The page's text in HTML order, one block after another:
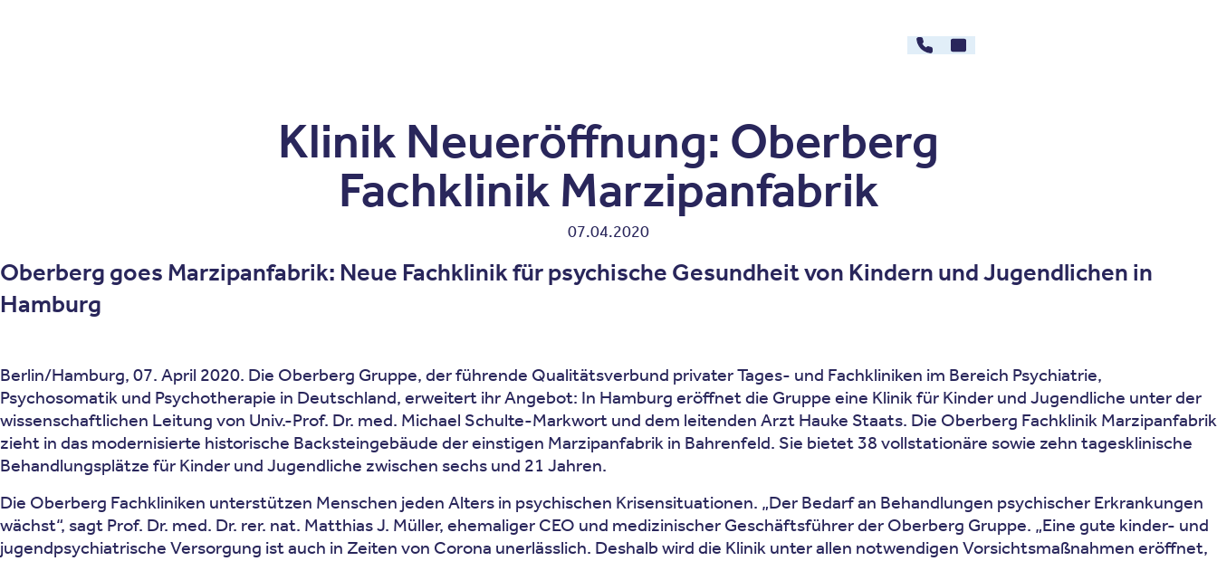
030 - 26478607
Kontakt
Klinik Neueröffnung: Oberberg
Fachklinik Marzipanfabrik
07.04.2020
Oberberg goes Marzipanfabrik: Neue Fachklinik für psychische Gesundheit von Kindern und Jugendlichen in
Hamburg
Berlin/Hamburg, 07. April 2020. Die Oberberg Gruppe, der führende Qualitätsverbund privater Tages- und Fachkliniken im Bereich Psychiatrie,
Psychosomatik und Psychotherapie in Deutschland, erwei­tert ihr Angebot: In Hamburg eröffnet die Gruppe eine Klinik für Kinder und Jugendliche unter der
wissenschaftlichen Leitung von Univ.-Prof. Dr. med. Michael Schulte-Markwort und dem leitenden Arzt Hauke Staats. Die Oberberg Fachklinik Marzipanfabrik
zieht in das modernisierte historische Backsteingebäude der einstigen Marzipanfabrik in Bahrenfeld. Sie bietet 38 vollstationäre sowie zehn tagesklinische
Behandlungsplätze für Kinder und Jugendliche zwischen sechs und 21 Jahren.
Die Oberberg Fachkliniken unterstützen Menschen jeden Alters in psychischen Krisensituationen. „Der Bedarf an Behandlungen psychischer Erkrankungen
wächst“, sagt Prof. Dr. med. Dr. rer. nat. Matthias J. Müller, ehemaliger CEO und medizinischer Geschäftsführer der Oberberg Gruppe. „Eine gute kinder- und
jugendpsychiatrische Versorgung ist auch in Zeiten von Corona unerlässlich. Deshalb wird die Klinik unter allen notwendigen Vorsichtsmaßnahmen eröffnet,